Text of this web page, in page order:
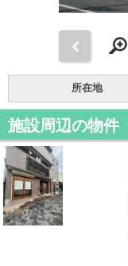
所在地
施設周辺の物件